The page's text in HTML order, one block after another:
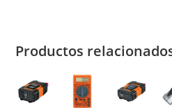
Productos